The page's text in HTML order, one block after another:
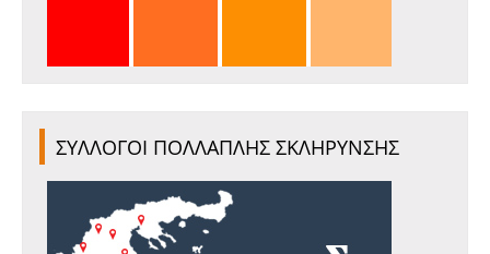
ΣΥΛΛΟΓΟΙ ΠΟΛΛΑΠΛΗΣ ΣΚΛΗΡΥΝΣΗΣ